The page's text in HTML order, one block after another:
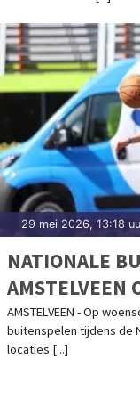
29 mei 2026, 13:18
NATIONALE
AMSTELVEEN
AMSTELVEEN - Op
buitenspelen tijdens de
locaties [...]